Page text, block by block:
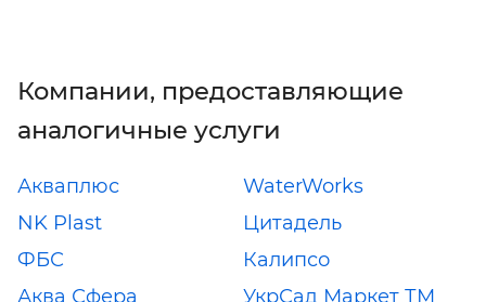
Компании, предоставляющие
аналогичные услуги
Акваплюс
WaterWorks
NK Plast
Цитадель
ФБС
Калипсо
Аква Сфера
УкрСад Маркет ТМ